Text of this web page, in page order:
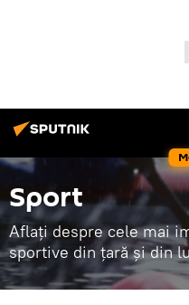
Sport
Aflați despre cele mai
sportive din țară și din